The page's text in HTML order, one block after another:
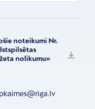
noteikumi Nr.
nolikumu»